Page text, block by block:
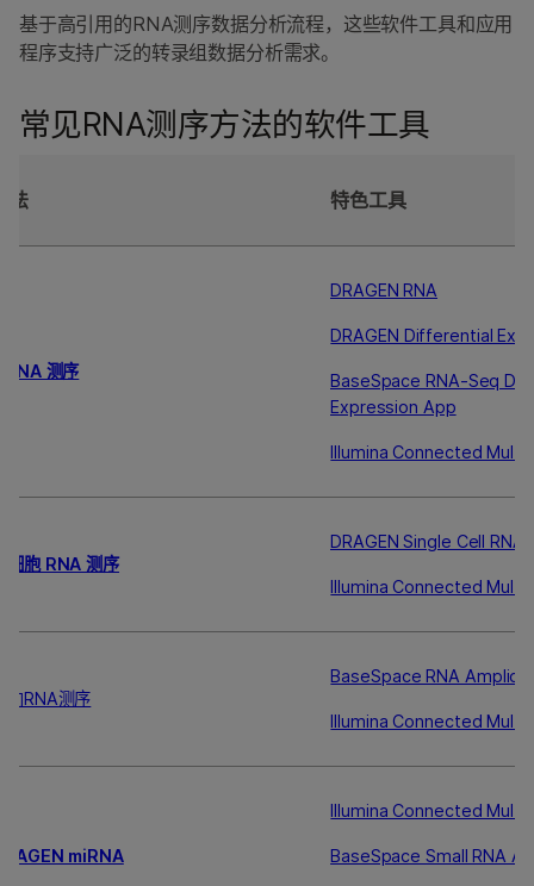
基于高引用的RNA测序数据分析流程，这些软件工具和应用
程序支持广泛的转录组数据分析需求。
常见RNA测序方法的软件工具
法 特色工具
测序
DRAGEN RNA
DRAGEN Differential
BaseSpace RNA-Seq
Expression App
Illumina Connected
细胞 RNA 测序
DRAGEN Single Cell RNA
Illumina Connected
向RNA测序
BaseSpace RNA
Illumina Connected
miRNA
Illumina Connected
BaseSpace Small RNA